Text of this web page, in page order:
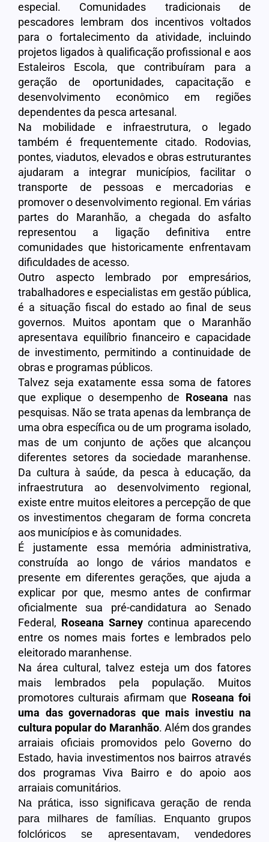
especial. Comunidades tradicionais de
pescadores lembram dos incentivos voltados
para o fortalecimento da atividade, incluindo
projetos ligados à qualificação profissional e aos
Estaleiros Escola, que contribuíram para a
geração de oportunidades, capacitação e
desenvolvimento econômico em regiões
dependentes da pesca artesanal.
Na mobilidade e infraestrutura, o legado
também é frequentemente citado. Rodovias,
pontes, viadutos, elevados e obras estruturantes
ajudaram a integrar municípios, facilitar o
transporte de pessoas e mercadorias e
promover o desenvolvimento regional. Em várias
partes do Maranhão, a chegada do asfalto
representou a ligação definitiva entre
comunidades que historicamente enfrentavam
dificuldades de acesso.
Outro aspecto lembrado por empresários,
trabalhadores e especialistas em gestão pública,
é a situação fiscal do estado ao final de seus
governos. Muitos apontam que o Maranhão
apresentava equilíbrio financeiro e capacidade
de investimento, permitindo a continuidade de
obras e programas públicos.
Talvez seja exatamente essa soma de fatores
que explique o desempenho de Roseana nas
pesquisas. Não se trata apenas da lembrança de
uma obra específica ou de um programa isolado,
mas de um conjunto de ações que alcançou
diferentes setores da sociedade maranhense.
Da cultura à saúde, da pesca à educação, da
infraestrutura ao desenvolvimento regional,
existe entre muitos eleitores a percepção de que
os investimentos chegaram de forma concreta
aos municípios e às comunidades.
É justamente essa memória administrativa,
construída ao longo de vários mandatos e
presente em diferentes gerações, que ajuda a
explicar por que, mesmo antes de confirmar
oficialmente sua pré-candidatura ao Senado
Federal, Roseana Sarney continua aparecendo
entre os nomes mais fortes e lembrados pelo
eleitorado maranhense.
Na área cultural, talvez esteja um dos fatores
mais lembrados pela população. Muitos
promotores culturais afirmam que Roseana foi
uma das governadoras que mais investiu na
cultura popular do Maranhão. Além dos grandes
arraiais oficiais promovidos pelo Governo do
Estado, havia investimentos nos bairros através
dos programas Viva Bairro e do apoio aos
arraiais comunitários.
Na prática, isso significava geração de renda
para milhares de famílias. Enquanto grupos
folclóricos se apresentavam, vendedores